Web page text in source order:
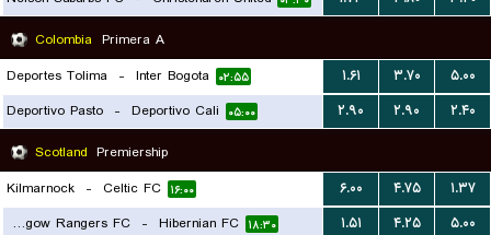
Colombia Primera A
Deportes Tolima - Inter Bogota ۰۲:۵۵ ۱.۶۱ ۳.۷۰
۵.۰۰
Deportivo Pasto - Deportivo Cali ۰۵:۰۰ ۲.۹۰ ۲.۹۰
۲.۴۰
Scotland Premiership
Kilmarnock - Celtic FC ۱۶:۰۰ ۶.۰۰ ۴.۷۵
۱.۳۷
Glasgow Rangers FC
- Hibernian FC ۱۸:۳۰ ۱.۵۱ ۴.۲۵
۵.۰۰